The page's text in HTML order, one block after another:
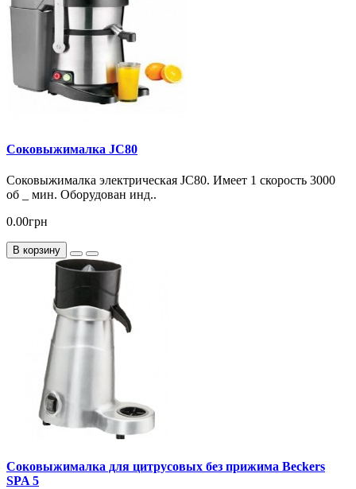
Соковыжималка JC80
Соковыжималка электрическая JC80. Имеет 1 скорость 3000
об _ мин. Оборудован инд..
0.00грн
В корзину
Соковыжималка для цитрусовых без прижима Beckers
SPA 5